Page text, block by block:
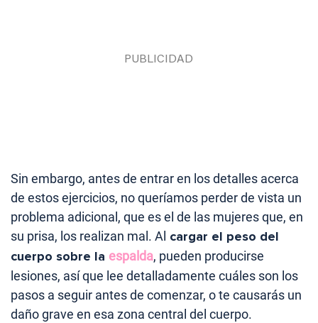
Sin embargo, antes de entrar en los detalles acerca
de estos ejercicios, no queríamos perder de vista un
problema adicional, que es el de las mujeres que, en
su prisa, los realizan mal. Al cargar el peso del
cuerpo sobre la espalda, pueden producirse
lesiones, así que lee detalladamente cuáles son los
pasos a seguir antes de comenzar, o te causarás un
daño grave en esa zona central del cuerpo.